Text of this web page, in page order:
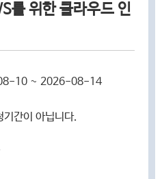
를 위한 클라우드 인
10 ~ 2026-08-14
기간이 아닙니다.